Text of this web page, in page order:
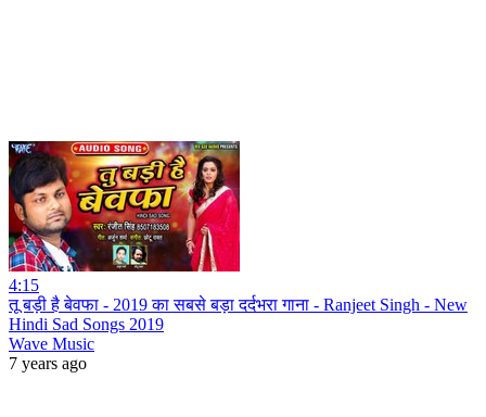
4:15
तू बड़ी है बेवफा - 2019 का सबसे बड़ा दर्दभरा गाना - Ranjeet Singh - New
Hindi Sad Songs 2019
Wave Music
7 years ago